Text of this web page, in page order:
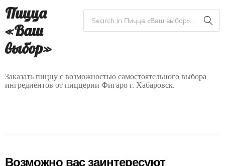
Пицца
«Ваш
выбор»
Заказать пиццу с возможностью самостоятельного выбора
ингредиентов от пиццерии Фигаро г. Хабаровск.
Возможно вас заинтересуют